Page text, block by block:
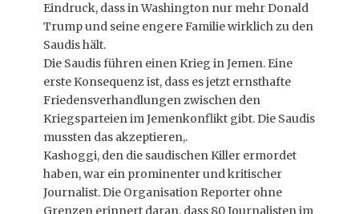
Eindruck, dass in Washington nur mehr Donald
Trump und seine engere Familie wirklich zu den
Saudis hält.
Die Saudis führen einen Krieg in Jemen. Eine
erste Konsequenz ist, dass es jetzt ernsthafte
Friedensverhandlungen zwischen den
Kriegsparteien im Jemenkonflikt gibt. Die Saudis
mussten das akzeptieren,.
Kashoggi, den die saudischen Killer ermordet
haben, war ein prominenter und kritischer
Journalist. Die Organisation Reporter ohne
Grenzen erinnert daran, dass 80 Journalisten im